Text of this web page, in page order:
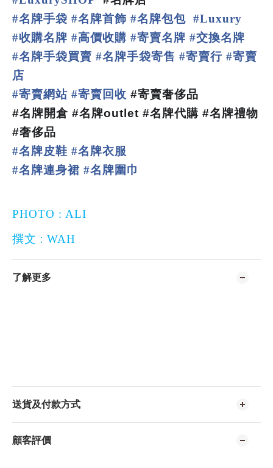
#名牌手袋 #名牌首飾 #名牌包包 #Luxury
#收購名牌 #高價收購 #寄賣名牌 #交換名牌
#名牌手袋買賣 #名牌手袋寄售 #寄賣行 #寄賣
店
#寄賣網站 #寄賣回收 #寄賣奢侈品
#名牌開倉 #名牌outlet #名牌代購 #名牌禮物
#奢侈品
#名牌皮鞋 #名牌衣服
#名牌連身裙 #名牌圍巾
PHOTO : ALI
撰文 : WAH
了解更多
送貨及付款方式
顧客評價